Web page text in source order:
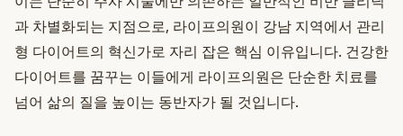
과 차별화되는 지점으로, 라이프의원이 강남 지역에서 관리
형 다이어트의 혁신가로 자리 잡은 핵심 이유입니다. 건강한
다이어트를 꿈꾸는 이들에게 라이프의원은 단순한 치료를
넘어 삶의 질을 높이는 동반자가 될 것입니다.